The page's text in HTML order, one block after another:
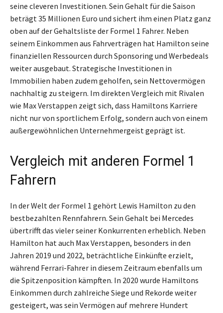
seine cleveren Investitionen. Sein Gehalt für die Saison
beträgt 35 Millionen Euro und sichert ihm einen Platz ganz
oben auf der Gehaltsliste der Formel 1 Fahrer. Neben
seinem Einkommen aus Fahrverträgen hat Hamilton seine
finanziellen Ressourcen durch Sponsoring und Werbedeals
weiter ausgebaut. Strategische Investitionen in
Immobilien haben zudem geholfen, sein Nettovermögen
nachhaltig zu steigern. Im direkten Vergleich mit Rivalen
wie Max Verstappen zeigt sich, dass Hamiltons Karriere
nicht nur von sportlichem Erfolg, sondern auch von einem
außergewöhnlichen Unternehmergeist geprägt ist.
Vergleich mit anderen Formel 1
Fahrern
In der Welt der Formel 1 gehört Lewis Hamilton zu den
bestbezahlten Rennfahrern. Sein Gehalt bei Mercedes
übertrifft das vieler seiner Konkurrenten erheblich. Neben
Hamilton hat auch Max Verstappen, besonders in den
Jahren 2019 und 2022, beträchtliche Einkünfte erzielt,
während Ferrari-Fahrer in diesem Zeitraum ebenfalls um
die Spitzenposition kämpften. In 2020 wurde Hamiltons
Einkommen durch zahlreiche Siege und Rekorde weiter
gesteigert, was sein Vermögen auf mehrere Hundert